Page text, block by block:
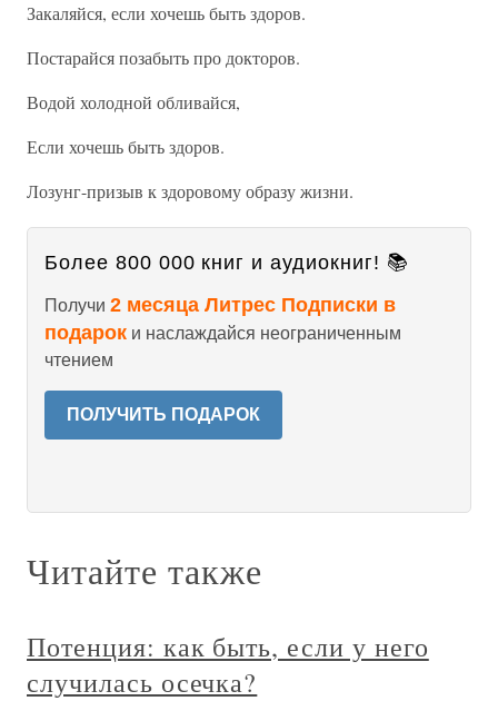
Закаляйся, если хочешь быть здоров.
Постарайся позабыть про докторов.
Водой холодной обливайся,
Если хочешь быть здоров.
Лозунг-призыв к здоровому образу жизни.
Более 800 000 книг и аудиокниг! 📚
Получи 2 месяца Литрес Подписки в
подарок и наслаждайся неограниченным
чтением
ПОЛУЧИТЬ ПОДАРОК
Читайте также
Потенция: как быть, если у него
случилась осечка?